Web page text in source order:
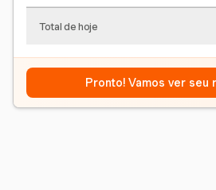
Total de hoje
Pronto! Vamos ver seu